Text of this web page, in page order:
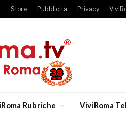
Store Pubblicità Privacy
Rubriche ViviRoma